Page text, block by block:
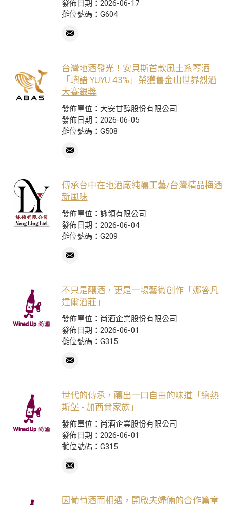
發佈日期：2026-06-17
攤位號碼：G604
台灣地酒發光！安貝斯首款風土系琴酒
「嶼語 YUYU 43%」榮獲舊金山世界烈酒
大賽銀獎
發佈單位：大安甘醇股份有限公司
發佈日期：2026-06-05
攤位號碼：G508
傳承台中在地酒廠純釀工藝/台灣精品梅酒
新風味
發佈單位：詠領有限公司
發佈日期：2026-06-04
攤位號碼：G209
不只是釀酒，更是一場藝術創作「娜答凡
達爾酒莊」
發佈單位：尚酒企業股份有限公司
發佈日期：2026-06-01
攤位號碼：G315
世代的傳承，釀出一口自由的味道「納熱
斯堡 - 加西爾家族」
發佈單位：尚酒企業股份有限公司
發佈日期：2026-06-01
攤位號碼：G315
因葡萄酒而相遇，開啟夫婦倆的合作篇章